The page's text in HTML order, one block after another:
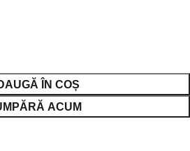
ÎN COȘ
ACUM